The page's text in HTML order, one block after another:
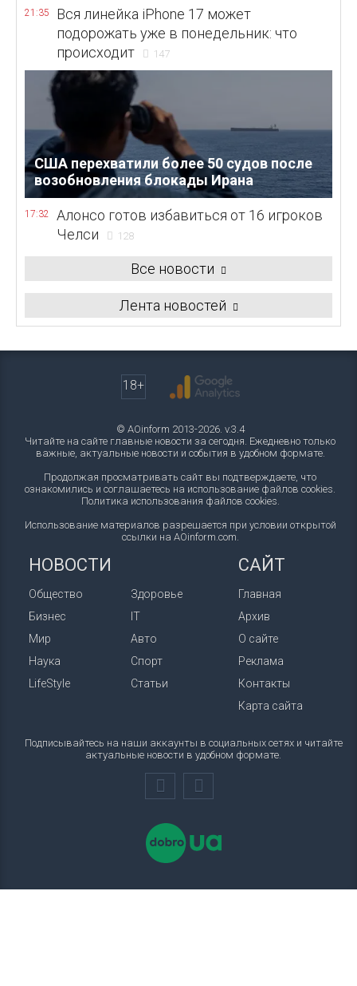
21:35
Вся линейка iPhone 17 может
подорожать уже в понедельник: что
происходит
147
США перехватили более 50 судов после
возобновления блокады Ирана
17:32
Алонсо готов избавиться от 16 игроков
Челси
128
Все новости
Лента новостей
18+
© AOinform 2013-2026. v.3.4
Читайте на сайте главные новости за сегодня. Ежедневно только
важные, актуальные новости и события в удобном формате.
Продолжая просматривать сайт вы подтверждаете, что
ознакомились и соглашаетесь на использование файлов cookies.
Политика использования файлов cookies.
Использование материалов разрешается при условии открытой
ссылки на AOinform.com.
НОВОСТИ
Общество
Бизнес
Мир
Наука
LifeStyle
Здоровье
IT
Авто
Спорт
Статьи
САЙТ
Главная
Архив
О сайте
Реклама
Контакты
Карта сайта
Подписывайтесь на наши аккаунты в социальных сетях и читайте
актуальные новости в удобном формате.